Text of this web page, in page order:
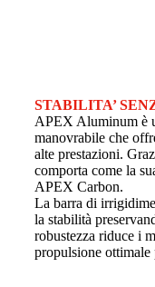
STABILITA’
APEX Aluminum è
manovrabile che
alte prestazioni.
comporta come la
APEX Carbon.
La barra di
la stabilità
robustezza riduce i
propulsione